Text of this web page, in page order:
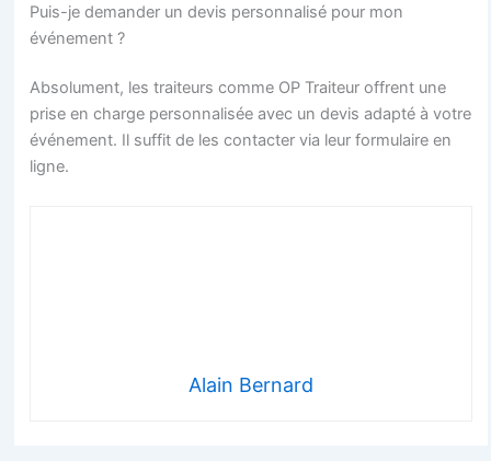
Puis-je demander un devis personnalisé pour mon
événement ?
Absolument, les traiteurs comme OP Traiteur offrent une
prise en charge personnalisée avec un devis adapté à votre
événement. Il suffit de les contacter via leur formulaire en
ligne.
Alain Bernard